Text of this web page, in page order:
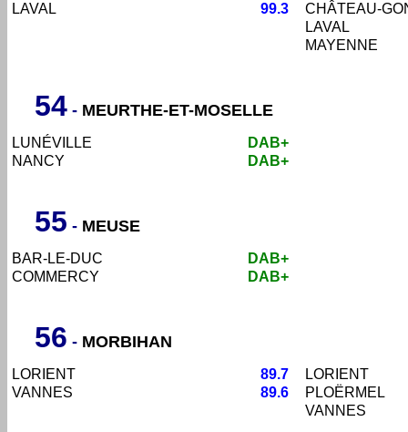
LAVAL 99.3
CHÂTEAU-
LAVAL
MAYENNE
54 - MEURTHE-ET-MOSELLE
LUNÉVILLE
DAB+
NANCY
DAB+
55 - MEUSE
BAR-LE-DUC
DAB+
COMMERCY
DAB+
56 - MORBIHAN
LORIENT 89.7
LORIENT
VANNES
89.6
PLOËRMEL
VANNES